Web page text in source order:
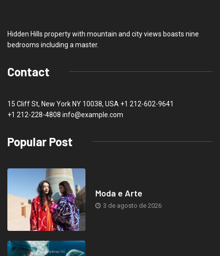
Hidden Hills property with mountain and city views boasts nine
bedrooms including a master.
Contact
15 Cliff St, New York NY 10038, USA +1 212-602-9641
+1 212-228-4808 info@example.com
Popular Post
Moda e Arte
3 de agosto de 2026